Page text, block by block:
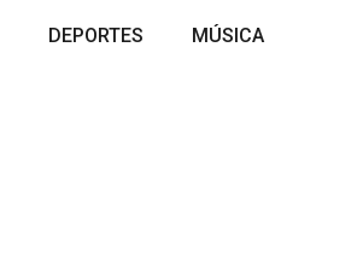
DEPORTES MÚSICA